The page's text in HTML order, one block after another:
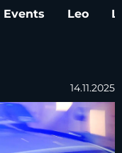
Events Leo
14.11.2025